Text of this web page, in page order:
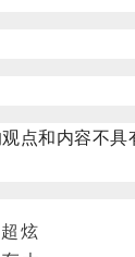
和内容不